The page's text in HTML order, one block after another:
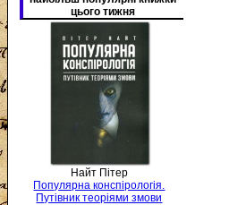
цього тижня
Найт Пітер
Популярна конспірологія.
Путівник теоріями змови